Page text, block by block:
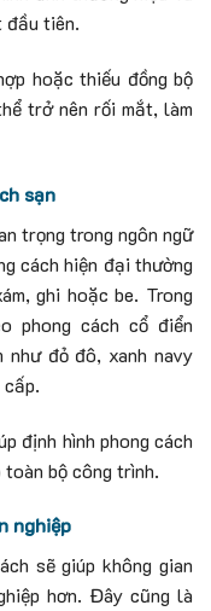
đầu tiên.
hoặc thiếu đồng bộ
trở nên rối mắt, làm
sạn
trọng trong ngôn ngữ
cách hiện đại thường
ghi hoặc be. Trong
phong cách cổ điển
như đỏ đô, xanh navy
định hình phong cách
bộ công trình.
nghiệp
sẽ giúp không gian
hơn. Đây cũng là